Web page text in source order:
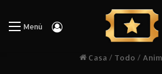
Menú Iniciar Sesión
Casa / Todo /